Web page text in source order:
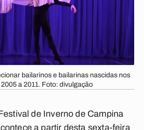
bailarinos e bailarinas nascidas nos
a 2011. Foto: divulgação
de Inverno de Campina
a partir desta sexta-feira